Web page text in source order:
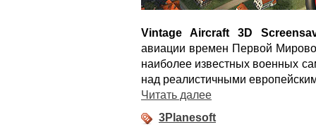
Vintage Aircraft 3D
авиации времен Первой
наиболее известных военных
над реалистичными
Читать далее
3Planesoft